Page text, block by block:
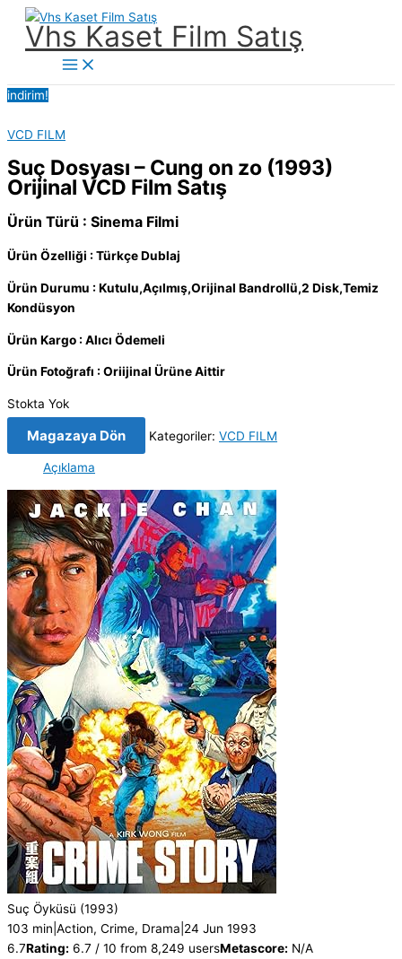
İçeriğe
Vhs Kaset Film Satış
Main
Menu
indirim!
VCD FILM
Suç Dosyası – Cung on zo (1993)
Orijinal VCD Film Satış
Ürün Türü : Sinema Filmi
Ürün Özelliği : Türkçe Dublaj
Ürün Durumu : Kutulu,Açılmış,Orijinal Bandrollü,2 Disk,Temiz
Kondüsyon
Ürün Kargo : Alıcı Ödemeli
Ürün Fotoğrafı : Oriijinal Ürüne Aittir
Stokta Yok
Magazaya Dön Kategoriler: VCD FILM
Açıklama
Suç Öyküsü (1993)
103 min Action, Crime, Drama 24 Jun 1993
6.7Rating: 6.7 / 10 from 8,249 usersMetascore: N/A